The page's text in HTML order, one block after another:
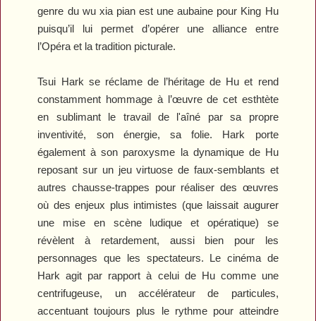
genre du wu xia pian est une aubaine pour King Hu
puisqu’il lui permet d’opérer une alliance entre
l’Opéra et la tradition picturale.
Tsui Hark se réclame de l’héritage de Hu et rend
constamment hommage à l’œuvre de cet esthtète
en sublimant le travail de l'aîné par sa propre
inventivité, son énergie, sa folie. Hark porte
également à son paroxysme la dynamique de Hu
reposant sur un jeu virtuose de faux-semblants et
autres chausse-trappes pour réaliser des œuvres
où des enjeux plus intimistes (que laissait augurer
une mise en scène ludique et opératique) se
révèlent à retardement, aussi bien pour les
personnages que les spectateurs. Le cinéma de
Hark agit par rapport à celui de Hu comme une
centrifugeuse, un accélérateur de particules,
accentuant toujours plus le rythme pour atteindre